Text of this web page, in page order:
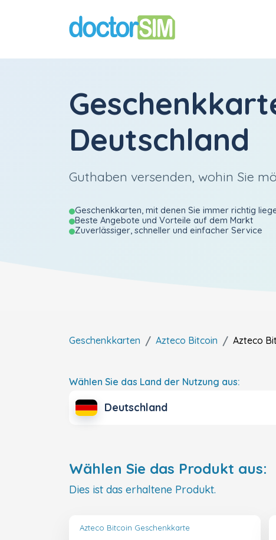
Deutschland
Guthaben versenden, wohin Sie
Geschenkkarten, mit denen Sie immer richtig
Beste Angebote und Vorteile auf dem Markt
Zuverlässiger, schneller und einfacher Service
Geschenkkarten Azteco Bitcoin Azteco
Wählen Sie das Land der Nutzung aus:
Deutschland
Wählen Sie das Produkt aus:
Dies ist das erhaltene Produkt.
Azteco Bitcoin Geschenkkarte